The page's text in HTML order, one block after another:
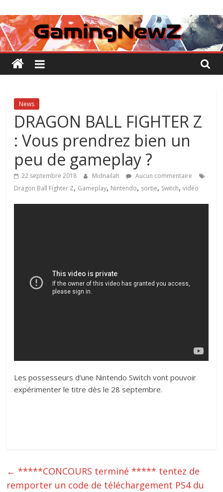
au
contenu
GamingNewZ
Tests
et
Actu
des
vidéo
News
DRAGON BALL FIGHTER Z
: Vous prendrez bien un
peu de gameplay ?
22 septembre 2018 Midnailah
Aucun commentaire
Dragon Ball Fighter Z, Gameplay, Nintendo, sortie, Switch,vidéo
Les possesseurs d’une Nintendo Switch vont pouvoir
expérimenter le titre dès le 28 septembre.
← *****CONCOURS terminé ***** tentez de
remporter un code de téléchargement PS4 du